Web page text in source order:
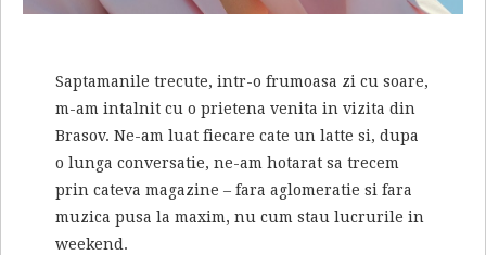
Saptamanile trecute, intr-o frumoasa zi cu soare,
m-am intalnit cu o prietena venita in vizita din
Brasov. Ne-am luat fiecare cate un latte si, dupa
o lunga conversatie, ne-am hotarat sa trecem
prin cateva magazine – fara aglomeratie si fara
muzica pusa la maxim, nu cum stau lucrurile in
weekend.